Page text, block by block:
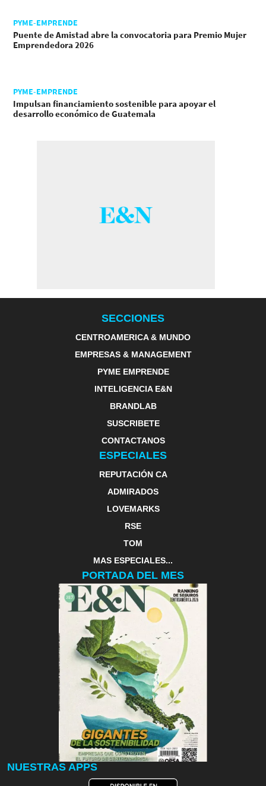
PYME-EMPRENDE
Puente de Amistad abre la convocatoria para Premio Mujer
Emprendedora 2026
PYME-EMPRENDE
Impulsan financiamiento sostenible para apoyar el
desarrollo económico de Guatemala
SECCIONES
CENTROAMERICA & MUNDO
EMPRESAS & MANAGEMENT
PYME EMPRENDE
INTELIGENCIA E&N
BRANDLAB
SUSCRIBETE
CONTACTANOS
ESPECIALES
REPUTACIÓN CA
ADMIRADOS
LOVEMARKS
RSE
TOM
MAS ESPECIALES...
PORTADA DEL MES
NUESTRAS APPS